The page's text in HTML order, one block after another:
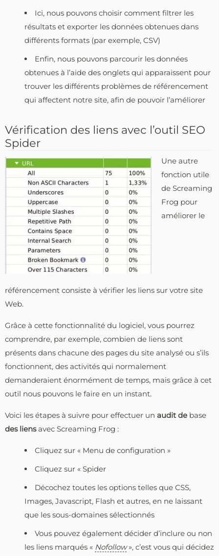
Ici, nous pouvons choisir comment filtrer les
résultats et exporter les données obtenues dans
différents formats (par exemple, CSV)
Enfin, nous pouvons parcourir les données
obtenues à l’aide des onglets qui apparaissent pour
trouver les différents problèmes de référencement
qui affectent notre site, afin de pouvoir l’améliorer
Vérification des liens avec l’outil SEO
Spider
Une autre
fonction utile
de Screaming
Frog pour
améliorer le
référencement consiste à vérifier les liens sur votre site
Web.
Grâce à cette fonctionnalité du logiciel, vous pourrez
comprendre, par exemple, combien de liens sont
présents dans chacune des pages du site analysé ou s’ils
fonctionnent, des activités qui normalement
demanderaient énormément de temps, mais grâce à cet
outil nous pouvons le faire en un instant.
Voici les étapes à suivre pour effectuer un audit de base
des liensavec Screaming Frog :
Cliquez sur « Menu de configuration »
Cliquez sur « Spider
Décochez toutes les options telles que CSS,
Images, Javascript, Flash et autres, en ne laissant
que les sous-domaines sélectionnés
Vous pouvez également décider d’inclure ou non
les liens marqués « Nofollow», c’est vous qui décidez